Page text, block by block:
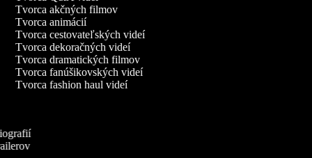
Tvorca akčných filmov
Tvorca animácií
Tvorca cestovateľských videí
Tvorca dekoračných videí
Tvorca dramatických filmov
Tvorca fanúšikovských videí
Tvorca fashion haul videí